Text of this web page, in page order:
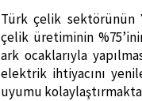
Türk çelik sektörünün
çelik üretiminin
ark ocaklarıyla
elektrik ihtiyacını
uyumu